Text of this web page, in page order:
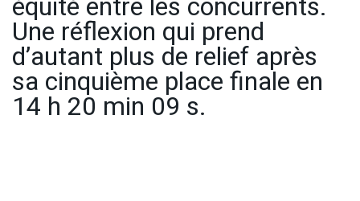
Une réflexion qui prend
d’autant plus de relief après
sa cinquième place finale en
14 h 20 min 09 s.